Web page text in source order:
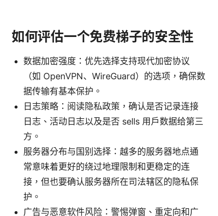
如何评估一个免费梯子的安全性
数据加密强度：优先选择支持现代加密协议
（如 OpenVPN、WireGuard）的选项，确保数
据传输有基本保护。
日志策略：阅读隐私政策，确认是否记录连接
日志、活动日志以及是否 sells 用户数据给第三
方。
服务器分布与国别选择：越多的服务器地点通
常意味着更好的绕过地理限制和更稳定的连
接，但也要确认服务器所在司法辖区的隐私保
护。
广告与恶意软件风险：警惕弹窗、重定向和广